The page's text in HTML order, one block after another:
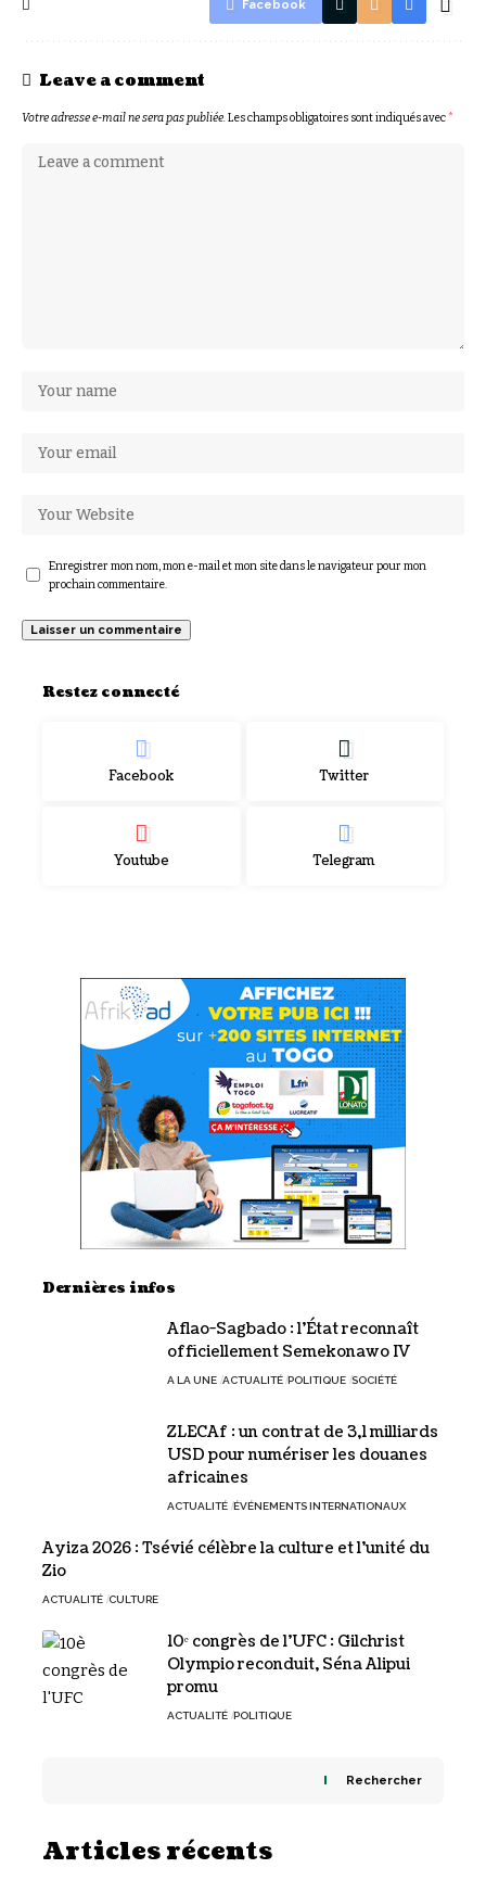
Facebook
Leave a comment
Votre adresse e-mail ne sera pas publiée. Les champs obligatoires sont indiqués avec*
Enregistrer mon nom, mon e-mail et mon site dans le navigateur pour mon
prochain commentaire.
Restez connecté
Facebook Twitter
Youtube Telegram
Dernières infos
Aflao-Sagbado : l’État reconnaît
officiellement Semekonawo IV
A LA UNE ACTUALITÉ POLITIQUE SOCIÉTÉ
ZLECAf : un contrat de 3,1 milliards
USD pour numériser les douanes
africaines
ACTUALITÉ ÉVÉNEMENTS INTERNATIONAUX
Ayiza 2026 : Tsévié célèbre la culture et l’unité du
Zio
ACTUALITÉ CULTURE
10ᵉ congrès de l’UFC : Gilchrist
Olympio reconduit, Séna Alipui
promu
ACTUALITÉ POLITIQUE
Rechercher
Articles récents